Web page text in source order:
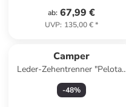
ab: 67,99 €
UVP: 135,00 €*
Camper
Leder-Zehentrenner "Pelotas
Flota" in Schwarz
-48%